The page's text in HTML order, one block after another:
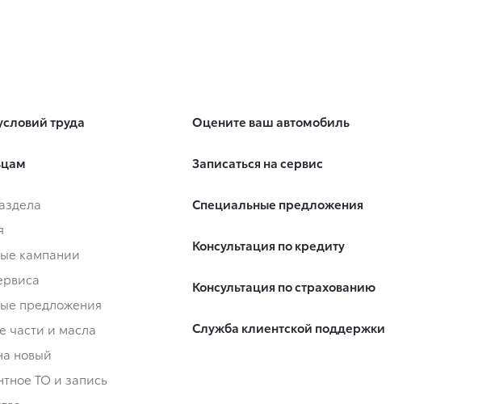
труда
кампании
предложения
части и масла
новый
ТО и запись
Оцените ваш автомобиль
Записаться на сервис
Специальные предложения
Консультация по кредиту
Консультация по страхованию
Служба клиентской поддержки